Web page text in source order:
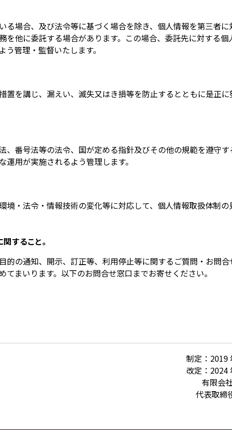
る場合、及び法令等に基づく場合を除き、個人情報を第三者に
を他に委託する場合があります。この場合、委託先に対する個
管理・監督いたします。
置を講じ、漏えい、滅失又はき損等を防止するとともに是正に
、番号法等の法令、国が定める指針及びその他の規範を遵守す
用が実施されるよう管理します。
境・法令・情報技術の変化等に対応して、個人情報取扱体制の
すること。
的の通知、開示、訂正等、利用停止等に関するご質問・お問合
まいります。以下のお問合せ窓口までお寄せください。
制定：2019
改定：2024
有限会
代表取